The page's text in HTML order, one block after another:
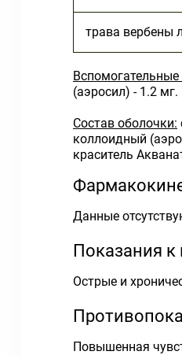
трава вербены
Вспомогательные
(аэросил) - 1.2 мг.
Состав оболочки:
коллоидный
краситель
Данные
Показания
Острые и
Повышенная